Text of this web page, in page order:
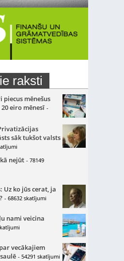
raksti
piecus mēnešus
eiro mēnesī -
sāk tukšot valsts
nejūt - 78149
Uz ko jūs cerat, ja
- 68632 skatījumi
nami veicina
vecākajiem
- 54291 skatījumi